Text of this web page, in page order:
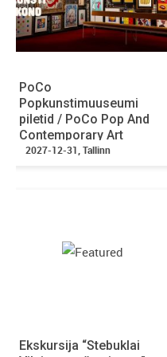
PoCo
Popkunstimuuseumi
piletid / PoCo Pop And
Contemporary Art
Museum tickets
2027-12-31, Tallinn
Ekskursija “Stebuklai